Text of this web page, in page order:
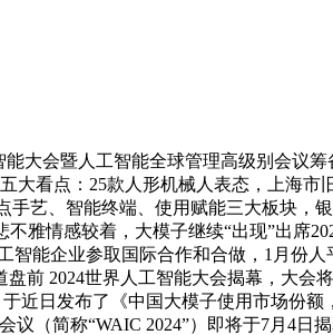
会暨人工智能全球管理高级别会议筹
大看点：25款人形机械人表态，上海
艺、智能终端、使用赋能三大板块，
雅情感较着，大模子继续“出现”出席
能企业参取国际合作和合做，1月份
前 2024世界人工智能大会揭幕，大会
近日发布了《中国大模子使用市场份
（简称“WAIC 2024”）即将于7月4日